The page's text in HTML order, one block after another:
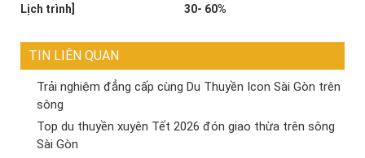
Lịch trình]
30- 60%
TIN LIÊN QUAN
Trải nghiệm đẳng cấp cùng Du Thuyền Icon Sài Gòn trên
sông
Top du thuyền xuyên Tết 2026 đón giao thừa trên sông
Sài Gòn